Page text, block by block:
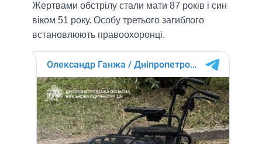
Жертвами обстрілу стали мати 87 років і син
віком 51 року. Особу третього загиблого
встановлюють правоохоронці.